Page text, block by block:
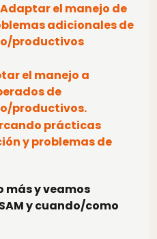
el manejo de
adicionales de
productivos
el manejo a
de
productivos.
prácticas
y problemas de
más y veamos
y cuando/como